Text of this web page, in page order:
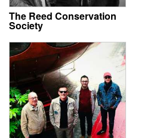
The Reed Conservation
Society